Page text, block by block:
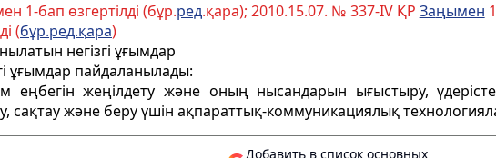
1-бап өзгертілді (бұр.ред.қара); 2010.15.07. № 337-ІV ҚР Заңымен
(бұр.ред.қара)
негізгі ұғымдар
ұғымдар пайдаланылады:
еңбегін жеңілдету және оның нысандарын ығыстыру,
сақтау және беру үшін ақпараттық-коммуникациялық
Добавить в список основных